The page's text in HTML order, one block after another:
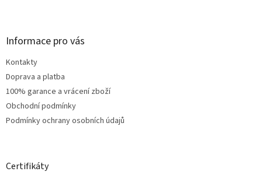
Informace pro vás
Kontakty
Doprava a platba
100% garance a vrácení zboží
Obchodní podmínky
Podmínky ochrany osobních údajů
Certifikáty